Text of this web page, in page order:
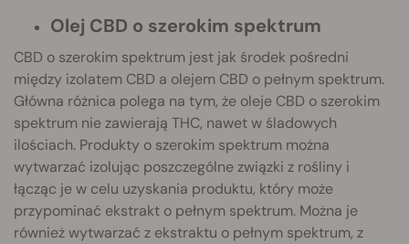
Olej CBD o szerokim spektrum
CBD o szerokim spektrum jest jak środek pośredni
między izolatem CBD a olejem CBD o pełnym spektrum.
Główna różnica polega na tym, że oleje CBD o szerokim
spektrum nie zawierają THC, nawet w śladowych
ilościach. Produkty o szerokim spektrum można
wytwarzać izolując poszczególne związki z rośliny i
łącząc je w celu uzyskania produktu, który może
przypominać ekstrakt o pełnym spektrum. Można je
również wytwarzać z ekstraktu o pełnym spektrum, z